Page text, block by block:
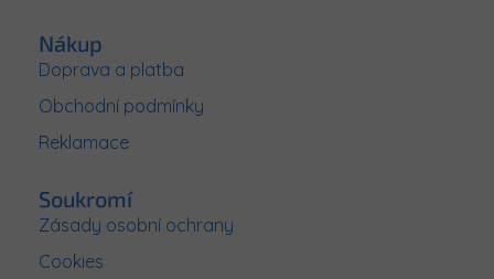
Nákup
Doprava a platba
Obchodní podmínky
Reklamace
Soukromí
Zásady osobní ochrany
Cookies